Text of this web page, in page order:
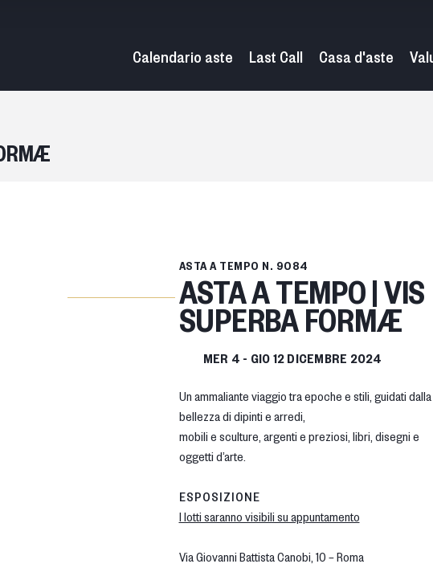
Calendario aste Last Call Casa d'aste
ASTA A TEMPO N. 9084
ASTA A TEMPO | VIS
SUPERBA FORMÆ
MER 4 - GIO12 DICEMBRE 2024
Un ammaliante viaggio tra epoche e stili, guidati dalla
bellezza di dipinti e arredi,
mobili e sculture, argenti e preziosi, libri, disegni e
oggetti d’arte.
ESPOSIZIONE
I lotti saranno visibili su appuntamento
Via Giovanni Battista Canobi, 10 – Roma